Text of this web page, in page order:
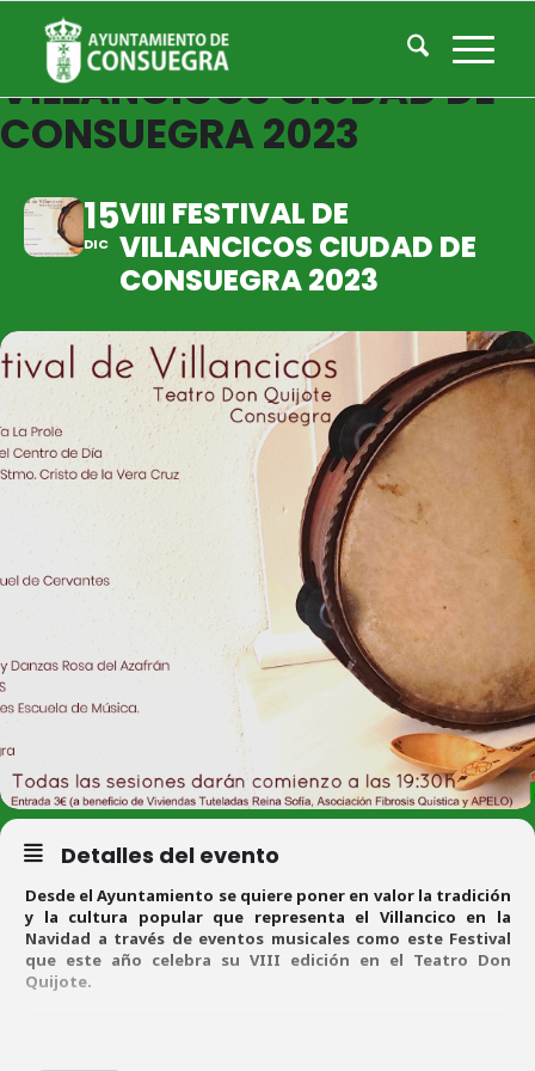
VIII FESTIVAL DE
VILLANCICOS CIUDAD DE
CONSUEGRA 2023
15
DIC
VIII FESTIVAL DE
VILLANCICOS CIUDAD DE
CONSUEGRA 2023
Detalles del evento
Desde el Ayuntamiento se quiere poner en valor la tradición
y la cultura popular que representa el Villancico en la
Navidad a través de eventos musicales como este Festival
que este año celebra su VIII edición en el Teatro Don
Quijote.